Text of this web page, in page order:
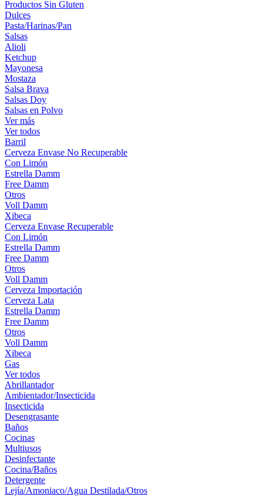
Productos Sin Gluten
Dulces
Pasta/Harinas/Pan
Salsas
Alioli
Ketchup
Mayonesa
Mostaza
Salsa Brava
Salsas Doy
Salsas en Polvo
Ver más
Ver todos
Barril
Cerveza Envase No Recuperable
Con Limón
Estrella Damm
Free Damm
Otros
Voll Damm
Xibeca
Cerveza Envase Recuperable
Con Limón
Estrella Damm
Free Damm
Otros
Voll Damm
Cerveza Importación
Cerveza Lata
Estrella Damm
Free Damm
Otros
Voll Damm
Xibeca
Gas
Ver todos
Abrillantador
Ambientador/Insecticida
Insecticida
Desengrasante
Baños
Cocinas
Multiusos
Desinfectante
Cocina/Baños
Detergente
Lejía/Amoniaco/Agua Destilada/Otros